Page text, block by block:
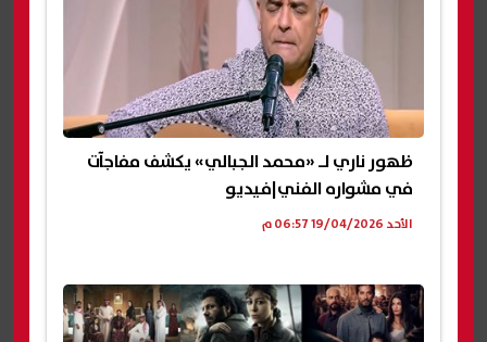
ظهور ناري لـ «محمد الجبالي» يكشف مفاجآت
في مشواره الفني|فيديو
الأحد 19/04/2026 06:57 م